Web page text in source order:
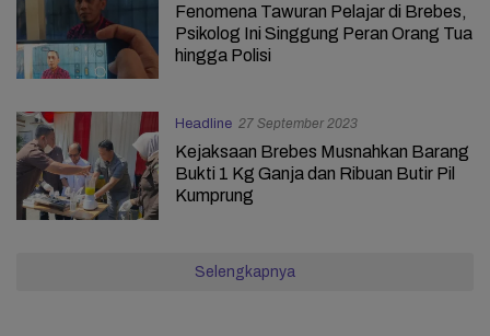
Fenomena Tawuran Pelajar di Brebes,
Psikolog Ini Singgung Peran Orang Tua
hingga Polisi
Headline 27 September 2023
Kejaksaan Brebes Musnahkan Barang
Bukti 1 Kg Ganja dan Ribuan Butir Pil
Kumprung
Selengkapnya